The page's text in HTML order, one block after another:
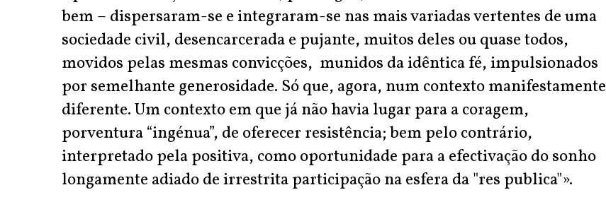
bem – dispersaram-se e integraram-se nas mais variadas vertentes de uma
sociedade civil, desencarcerada e pujante, muitos deles ou quase todos,
movidos pelas mesmas convicções, munidos da idêntica fé, impulsionados
por semelhante generosidade. Só que, agora, num contexto manifestamente
diferente. Um contexto em que já não havia lugar para a coragem,
porventura “ingénua”, de oferecer resistência; bem pelo contrário,
interpretado pela positiva, como oportunidade para a efectivação do sonho
longamente adiado de irrestrita participação na esfera da "res publica"».